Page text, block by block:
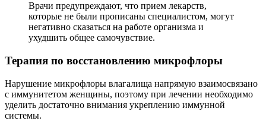
Врачи предупреждают, что прием лекарств,
которые не были прописаны специалистом, могут
негативно сказаться на работе организма и
ухудшить общее самочувствие.
Терапия по восстановлению микрофлоры
Нарушение микрофлоры влагалища напрямую взаимосвязано
с иммунитетом женщины, поэтому при лечении необходимо
уделить достаточно внимания укреплению иммунной
системы.